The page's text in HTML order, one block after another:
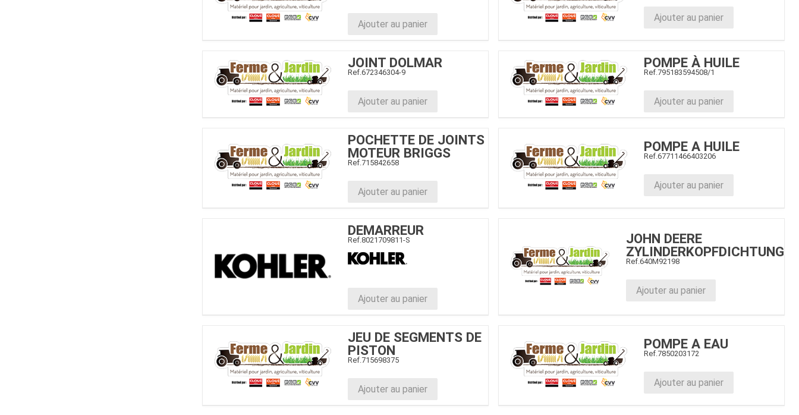
Ajouter au panier
Ajouter au panier
JOINT DOLMAR
Ref. 672346304-9
Ajouter au panier
POMPE À HUILE
Ref. 795183594508/1
Ajouter au panier
POCHETTE DE JOINTS
MOTEUR BRIGGS
Ref. 715842658
Ajouter au panier
POMPE A HUILE
Ref. 67711466403206
Ajouter au panier
DEMARREUR
Ref. 8021709811-S
Ajouter au panier
JOHN DEERE
ZYLINDERKOPFDICHTUNG
Ref. 640M92198
Ajouter au panier
JEU DE SEGMENTS DE
PISTON
Ref. 715698375
Ajouter au panier
POMPE A EAU
Ref. 7850203172
Ajouter au panier